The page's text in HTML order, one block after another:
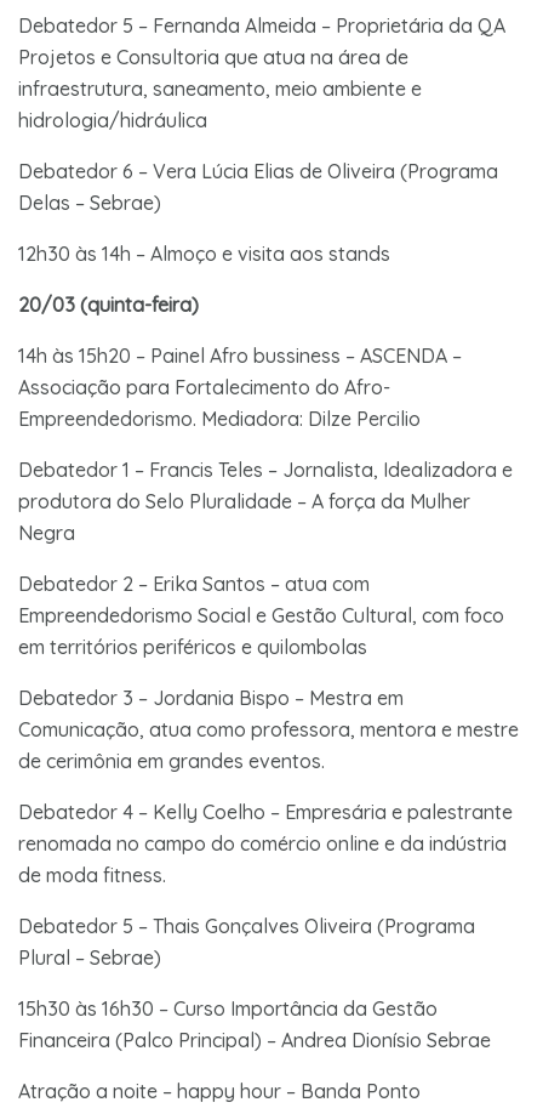
Debatedor 5 – Fernanda Almeida – Proprietária da QA
Projetos e Consultoria que atua na área de
infraestrutura, saneamento, meio ambiente e
hidrologia/hidráulica
Debatedor 6 – Vera Lúcia Elias de Oliveira (Programa
Delas – Sebrae)
12h30 às 14h – Almoço e visita aos stands
20/03 (quinta-feira)
14h às 15h20 – Painel Afro bussiness – ASCENDA –
Associação para Fortalecimento do Afro-
Empreendedorismo. Mediadora: Dilze Percilio
Debatedor 1 – Francis Teles – Jornalista, Idealizadora e
produtora do Selo Pluralidade – A força da Mulher
Negra
Debatedor 2 – Erika Santos – atua com
Empreendedorismo Social e Gestão Cultural, com foco
em territórios periféricos e quilombolas
Debatedor 3 – Jordania Bispo – Mestra em
Comunicação, atua como professora, mentora e mestre
de cerimônia em grandes eventos.
Debatedor 4 – Kelly Coelho – Empresária e palestrante
renomada no campo do comércio online e da indústria
de moda fitness.
Debatedor 5 – Thais Gonçalves Oliveira (Programa
Plural – Sebrae)
15h30 às 16h30 – Curso Importância da Gestão
Financeira (Palco Principal) – Andrea Dionísio Sebrae
Atração a noite – happy hour – Banda Ponto